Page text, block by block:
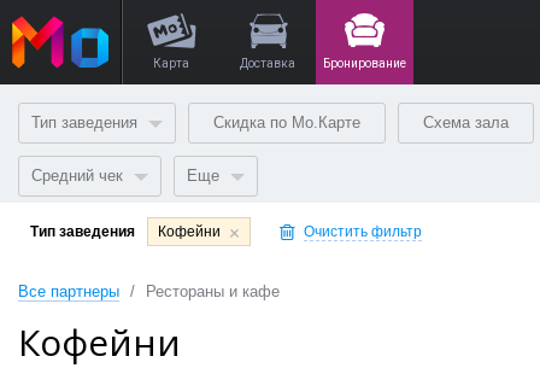
Карта Доставка Бронирование
Тип заведения Скидка по Мо.Карте Схема зала
Средний чек Еще
Тип заведения Кофейни Очистить фильтр
Все партнеры Рестораны и кафе
Кофейни